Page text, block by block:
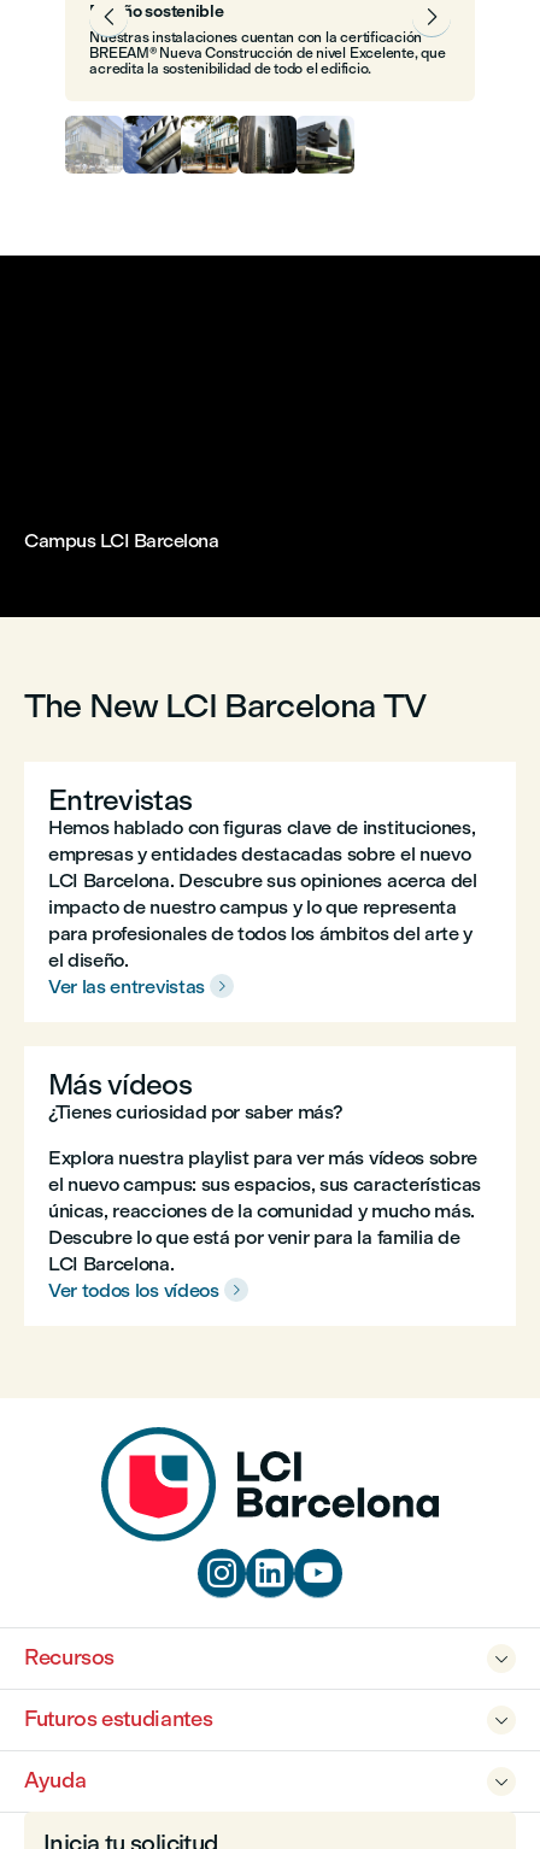
Diseño sostenible
Nuestras instalaciones cuentan con la certificación
BREEAM® Nueva Construcción de nivel Excelente, que
acredita la sostenibilidad de todo el edificio.
 
Campus LCI Barcelona
The New LCI Barcelona TV
Entrevistas
Hemos hablado con figuras clave de instituciones,
empresas y entidades destacadas sobre el nuevo
LCI Barcelona. Descubre sus opiniones acerca del
impacto de nuestro campus y lo que representa
para profesionales de todos los ámbitos del arte y
el diseño.
Ver las entrevistas

Más vídeos
¿Tienes curiosidad por saber más?
Explora nuestra playlist para ver más vídeos sobre
el nuevo campus: sus espacios, sus características
únicas, reacciones de la comunidad y mucho más.
Descubre lo que está por venir para la familia de
LCI Barcelona.
Ver todos los vídeos

  

Recursos

Futuros estudiantes

Ayuda
Inicia tu solicitud